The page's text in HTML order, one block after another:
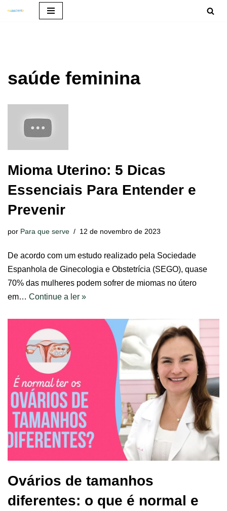
conteúdo
saúde feminina
Mioma Uterino: 5 Dicas
Essenciais Para Entender e
Prevenir
por Para que serve 12 de novembro de 2023
De acordo com um estudo realizado pela Sociedade
Espanhola de Ginecologia e Obstetrícia (SEGO), quase
70% das mulheres podem sofrer de miomas no útero
em… Continue a ler »
Ovários de tamanhos
diferentes: o que é normal e